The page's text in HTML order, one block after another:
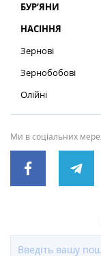
БУР’ЯНИ
НАСІННЯ
Зернові
Зернобобові
Олійні
Ми в соціальних